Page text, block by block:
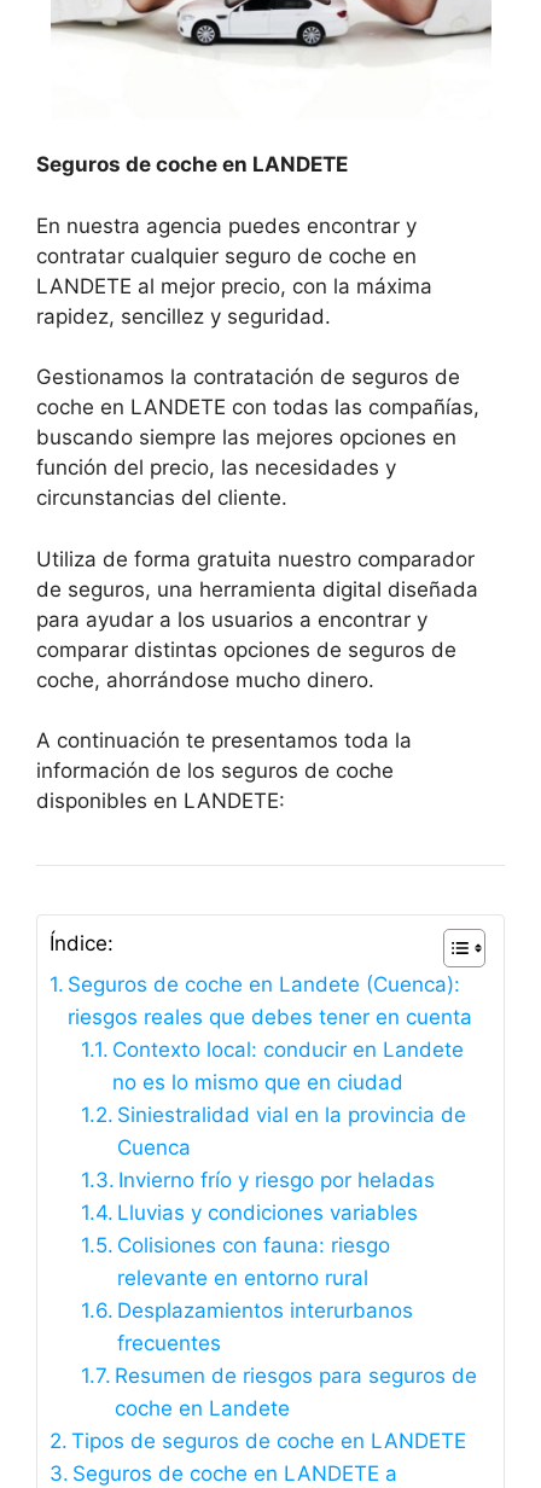
Seguros de coche en LANDETE
En nuestra agencia puedes encontrar y
contratar cualquier seguro de coche en
LANDETE al mejor precio, con la máxima
rapidez, sencillez y seguridad.
Gestionamos la contratación de seguros de
coche en LANDETE con todas las compañías,
buscando siempre las mejores opciones en
función del precio, las necesidades y
circunstancias del cliente.
Utiliza de forma gratuita nuestro comparador
de seguros, una herramienta digital diseñada
para ayudar a los usuarios a encontrar y
comparar distintas opciones de seguros de
coche, ahorrándose mucho dinero.
A continuación te presentamos toda la
información de los seguros de coche
disponibles en LANDETE:
Índice:
Seguros de coche en Landete (Cuenca):
riesgos reales que debes tener en cuenta
Contexto local: conducir en Landete
no es lo mismo que en ciudad
Siniestralidad vial en la provincia de
Cuenca
Invierno frío y riesgo por heladas
Lluvias y condiciones variables
Colisiones con fauna: riesgo
relevante en entorno rural
Desplazamientos interurbanos
frecuentes
Resumen de riesgos para seguros de
coche en Landete
Tipos de seguros de coche en LANDETE
Seguros de coche en LANDETE a